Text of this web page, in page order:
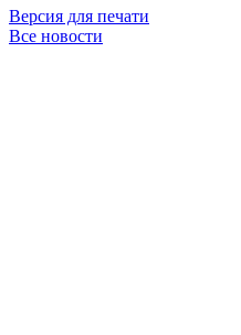
Версия для печати
Все новости